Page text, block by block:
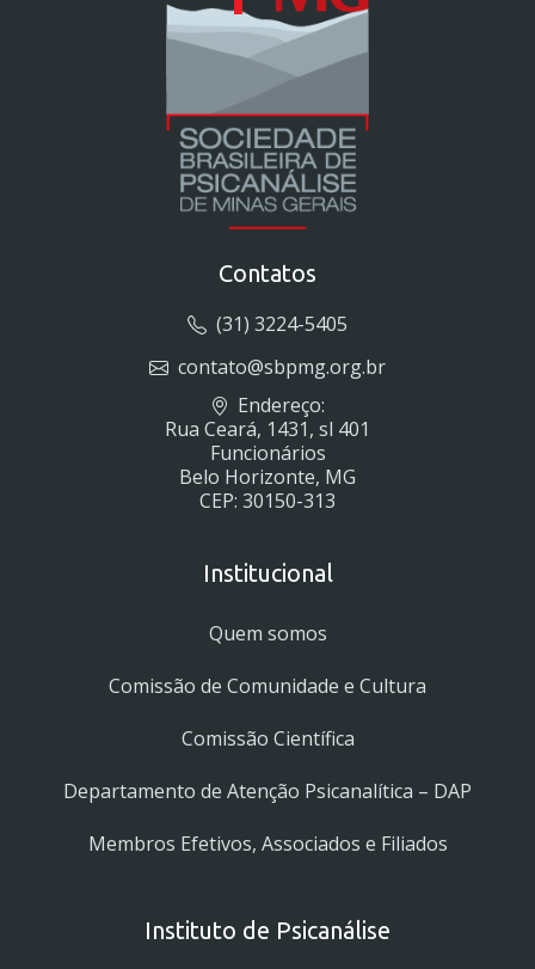
Contatos
(31) 3224-5405
contato@sbpmg.org.br
Endereço:
Rua Ceará, 1431, sl 401
Funcionários
Belo Horizonte, MG
CEP: 30150-313
Institucional
Quem somos
Comissão de Comunidade e Cultura
Comissão Científica
Departamento de Atenção Psicanalítica – DAP
Membros Efetivos, Associados e Filiados
Instituto de Psicanálise